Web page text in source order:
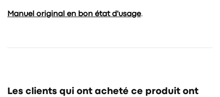
Manuel original en bon état d'usage.
Les clients qui ont acheté ce produit ont